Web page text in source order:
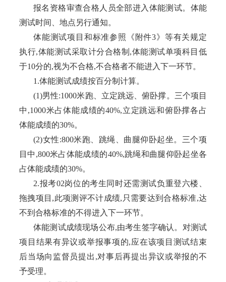
报名资格审查合格人员全部进入体能测试。体能
测试时间、地点另行通知。
体能测试项目和标准参照《附件3》等有关规定
执行,体能测试采取计分合格制,体能测试单项科目低
于10分的,视为不合格,不合格者不能进入下一环节。
1.体能测试成绩按百分制计算。
(1)男性:1000米跑、立定跳远、俯卧撑。三个项目
中,1000米占体能成绩的40%,立定跳远和俯卧撑各占
体能成绩的30%。
(2)女性:800米跑、跳绳、曲腿仰卧起坐。三个项
目中,800米占体能成绩的40%,跳绳和曲腿仰卧起坐各
占体能成绩的30%。
2.报考02岗位的考生同时还需测试负重登六楼、
拖拽项目,此项测评不计成绩,只需要达到合格标准,达
不到合格标准的不得进入下一环节。
体能测试成绩现场公布,由考生签字确认。对测试
项目结果有异议或举报事项的,应在该项目测试结束
后当场向监督员提出,对事后再提出异议或举报的不
予受理。